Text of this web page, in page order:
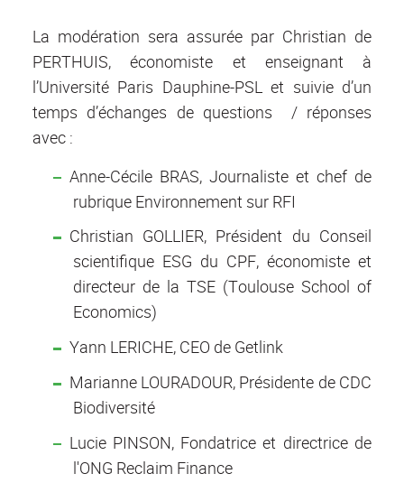
La modération sera assurée par Christian de
PERTHUIS, économiste et enseignant à
l’Université Paris Dauphine-PSL et suivie d’un
temps d’échanges de questions / réponses
avec :
Anne-Cécile BRAS, Journaliste et chef de
rubrique Environnement sur RFI
Christian GOLLIER, Président du Conseil
scientifique ESG du CPF, économiste et
directeur de la TSE (Toulouse School of
Economics)
Yann LERICHE, CEO de Getlink
Marianne LOURADOUR, Présidente de CDC
Biodiversité
Lucie PINSON, Fondatrice et directrice de
l'ONG Reclaim Finance